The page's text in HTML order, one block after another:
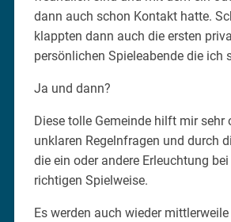
dann auch schon Kontakt hatte.
klappten dann auch die ersten
persönlichen Spieleabende die ich
Ja und dann?
Diese tolle Gemeinde hilft mir
unklaren Regelnfragen und durch
die ein oder andere Erleuchtung
richtigen Spielweise.
Es werden auch wieder